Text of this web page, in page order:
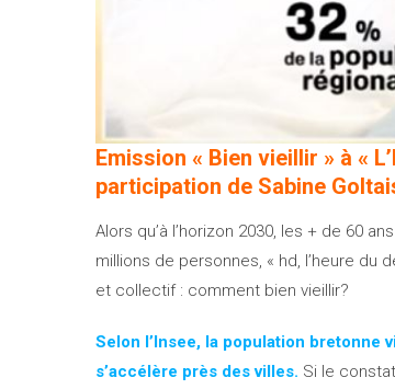
Emission « Bien vieillir » à «
participation de Sabine
Alors qu’à l’horizon 2030, les + de 60
millions de personnes, « hd, l’heure du
et collectif : comment bien vieillir?
Selon l’Insee, la population
s’accélère près des villes. Si le